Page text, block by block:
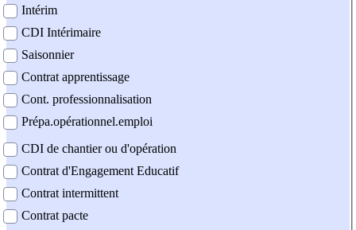
Intérim
CDI Intérimaire
Saisonnier
Contrat apprentissage
Cont. professionnalisation
Prépa.opérationnel.emploi
CDI de chantier ou d'opération
Contrat d'Engagement Educatif
Contrat intermittent
Contrat pacte